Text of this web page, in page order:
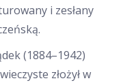
i zesłany
(1884–1942)
złożył w